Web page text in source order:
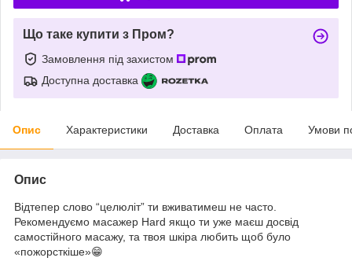
Що таке купити з Пром?
Замовлення під захистом
Доступна доставка
Опис Характеристики Доставка Оплата Умови
Опис
Відтепер слово “целюліт” ти вживатимеш не часто.
Рекомендуємо масажер Hard якщо ти уже маєш досвід
самостійного масажу, та твоя шкіра любить щоб було
«пожорсткіше»😁